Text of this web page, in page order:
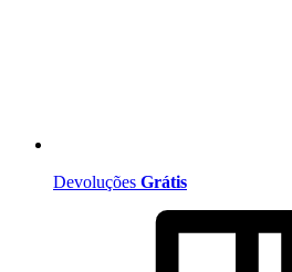
Devoluções Grátis